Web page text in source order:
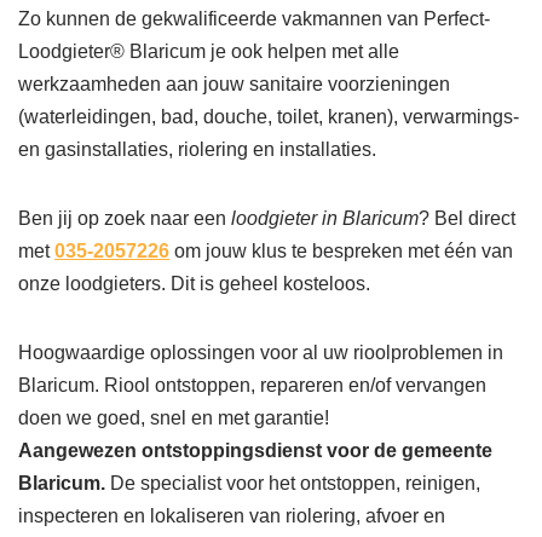
Zo kunnen de gekwalificeerde vakmannen van Perfect-
Loodgieter® Blaricum je ook helpen met alle
werkzaamheden aan jouw sanitaire voorzieningen
(waterleidingen, bad, douche, toilet, kranen), verwarmings-
en gasinstallaties, riolering en installaties.
Ben jij op zoek naar een loodgieter in Blaricum? Bel direct
met035-2057226 om jouw klus te bespreken met één van
onze loodgieters. Dit is geheel kosteloos.
Hoogwaardige oplossingen voor al uw rioolproblemen in
Blaricum. Riool ontstoppen, repareren en/of vervangen
doen we goed, snel en met garantie!
Aangewezen ontstoppingsdienst voor de gemeente
Blaricum. De specialist voor het ontstoppen, reinigen,
inspecteren en lokaliseren van riolering, afvoer en